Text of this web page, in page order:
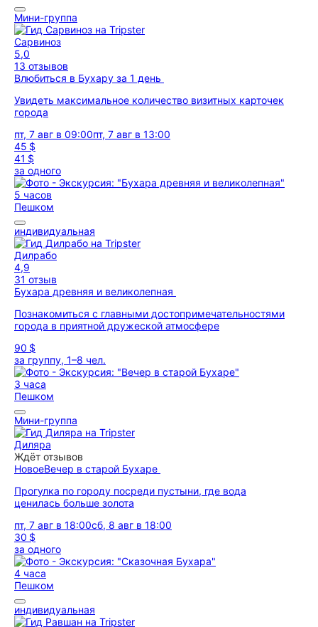
Мини-группа
Сарвиноз
5,0
13 отзывов
Влюбиться в Бухару за 1 день
Увидеть максимальное количество визитных карточек
города
пт, 7 авг в 09:00пт, 7 авг в 13:00
45 $
41 $
за одного
5 часов
Пешком
индивидуальная
Дилрабо
4,9
31 отзыв
Бухара древняя и великолепная
Познакомиться с главными достопримечательностями
города в приятной дружеской атмосфере
90 $
за группу, 1–8 чел.
3 часа
Пешком
Мини-группа
Диляра
Ждёт отзывов
НовоеВечер в старой Бухаре
Прогулка по городу посреди пустыни, где вода
ценилась больше золота
пт, 7 авг в 18:00сб, 8 авг в 18:00
30 $
за одного
4 часа
Пешком
индивидуальная